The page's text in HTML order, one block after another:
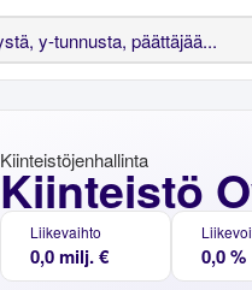
Kiinteistö
Kiinteistöjenhallinta
Liikevaihto
0,0 milj. € 0,0 %